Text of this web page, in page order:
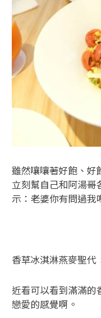
雖然嚷嚷著好飽、好
立刻幫自己和阿湯哥
示：老婆你有問過我
香草冰淇淋燕麥聖代
近看可以看到滿滿
戀愛的感覺啊。